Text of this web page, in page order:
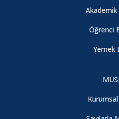
Öğrenci
Yemek